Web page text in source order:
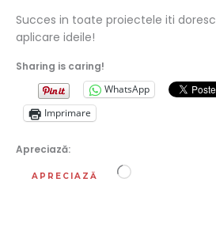
Succes in toate proiectele iti
aplicare ideile!
Sharing is caring!
WhatsApp
Imprimare
Apreciază:
APRECIAZĂ Încarc...